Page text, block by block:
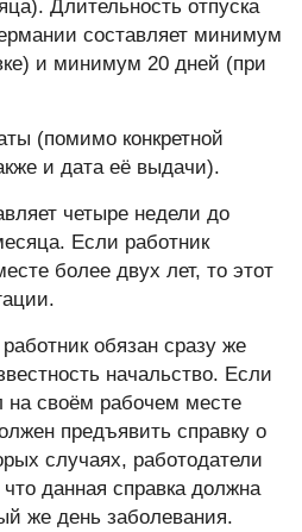
Длительность отпуска
составляет минимум
и минимум 20 дней (при
(помимо конкретной
и дата её выдачи).
четыре недели до
Если работник
более двух лет, то этот
работник обязан сразу же
начальство. Если
на своём рабочем месте
предъявить справку о
случаях, работодатели
данная справка должна
же день заболевания.